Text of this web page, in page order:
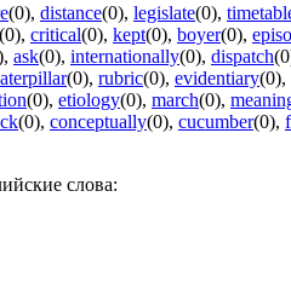
(0), distance(0), legislate(0),
(0), critical(0), kept(0), boyer(0),
, ask(0), internationally(0), dispatch
(0), rubric(0), evidentiary(0),
(0), etiology(0), march(0),
(0), conceptually(0), cucumber(0),
слова: